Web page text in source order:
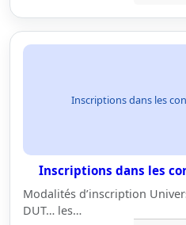
Inscriptions dans les
Inscriptions dans les
Modalités d’inscription
DUT… les…